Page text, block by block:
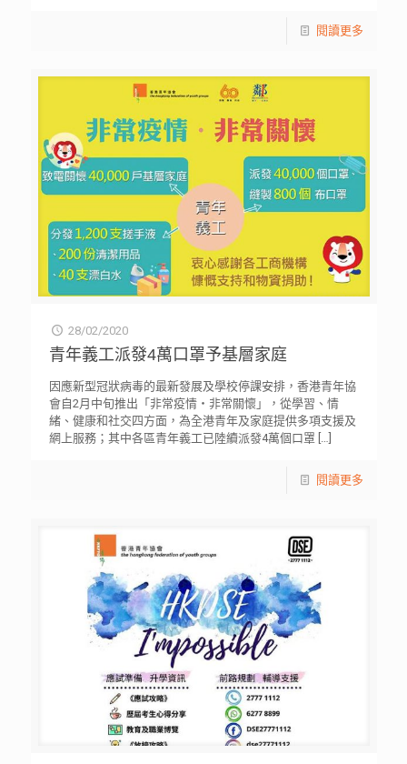
閱讀更多
28/02/2020
青年義工派發4萬口罩予基層家庭
因應新型冠狀病毒的最新發展及學校停課安排，香港青年協
會自2月中旬推出「非常疫情・非常關懷」，從學習、情
緒、健康和社交四方面，為全港青年及家庭提供多項支援及
網上服務；其中各區青年義工已陸續派發4萬個口罩 […]
閱讀更多